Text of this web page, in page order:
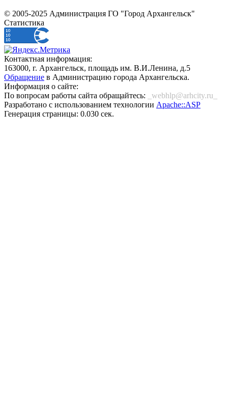
© 2005-2025 Администрация ГО "Город Архангельск"
Статистика
Контактная информация:
163000, г. Архангельск, площадь им. В.И.Ленина, д.5
Обращение в Администрацию города Архангельска.
Информация о сайте:
По вопросам работы сайта обращайтесь:
_webhlp@arhcity.ru_
Разработано с использованием технологии Apache::ASP
Генерация страницы: 0.030 сек.